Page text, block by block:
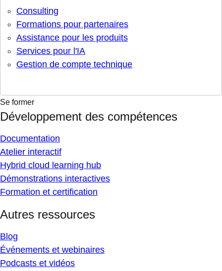
Consulting
Formations pour partenaires
Assistance pour les produits
Services pour l'IA
Gestion de compte technique
Se former
Développement des compétences
Documentation
Atelier interactif
Hybrid cloud learning hub
Démonstrations interactives
Formation et certification
Autres ressources
Blog
Événements et webinaires
Podcasts et vidéos